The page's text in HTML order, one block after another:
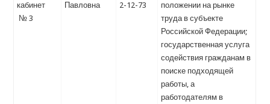
кабинет
№ 3
Павловна
2-12-73
положении на рынке
труда в субъекте
Российской Федерации;
государственная услуга
содействия гражданам в
поиске подходящей
работы, а
работодателям в